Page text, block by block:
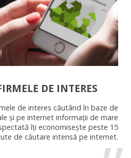
DE INTERES
de interes căutând în baze de
și pe internet informații de mare
îți economisește peste 15
de căutare intensă pe internet.